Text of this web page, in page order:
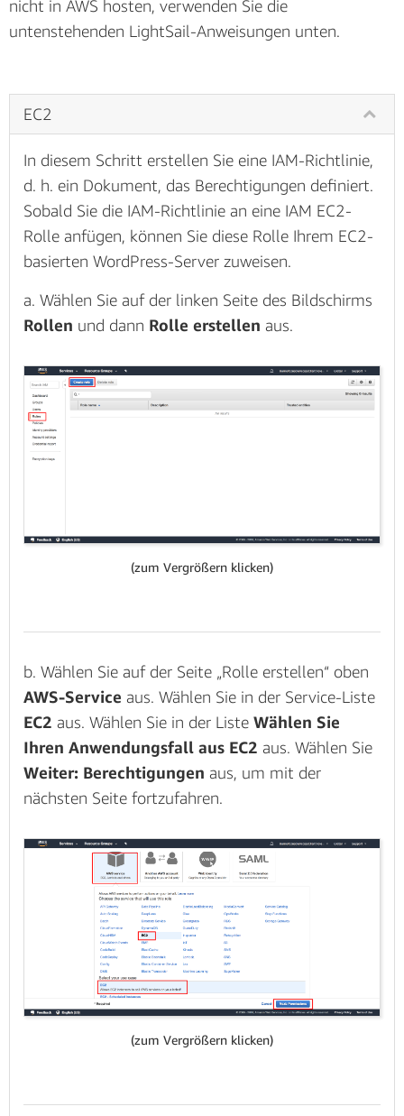
nicht in AWS hosten, verwenden Sie die
untenstehenden LightSail-Anweisungen unten.
EC2
In diesem Schritt erstellen Sie eine IAM-Richtlinie,
d. h. ein Dokument, das Berechtigungen definiert.
Sobald Sie die IAM-Richtlinie an eine IAM EC2-
Rolle anfügen, können Sie diese Rolle Ihrem EC2-
basierten WordPress-Server zuweisen.
a. Wählen Sie auf der linken Seite des Bildschirms
Rollen und dann Rolle erstellen aus.
(zum Vergrößern klicken)
b. Wählen Sie auf der Seite „Rolle erstellen“ oben
AWS-Service aus. Wählen Sie in der Service-Liste
EC2 aus. Wählen Sie in der Liste Wählen Sie
Ihren Anwendungsfall aus EC2 aus. Wählen Sie
Weiter: Berechtigungen aus, um mit der
nächsten Seite fortzufahren.
(zum Vergrößern klicken)